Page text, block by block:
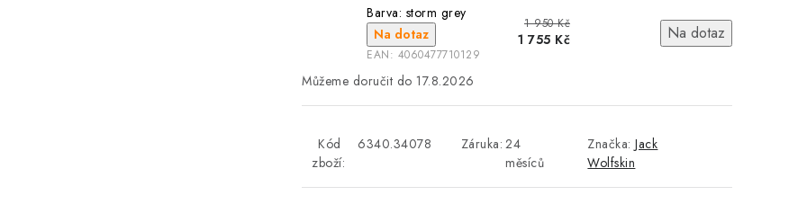
Barva: storm grey
Na dotaz
EAN: 4060477710129
1 950 Kč
1 755 Kč Na dotaz
17.8.2026
Kód
zboží:
6340.34078 Záruka: 24
měsíců
Značka:Jack
Wolfskin